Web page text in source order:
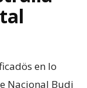
en lo
Nacional Budj